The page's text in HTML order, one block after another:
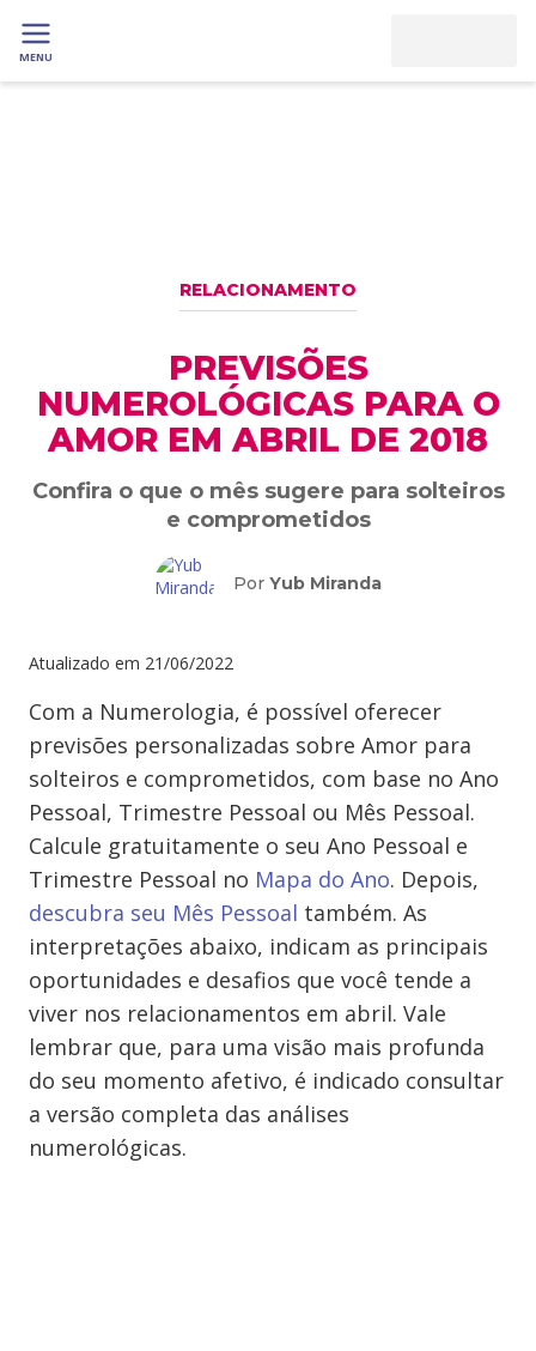
MENU
RELACIONAMENTO
PREVISÕES
NUMEROLÓGICAS PARA O
AMOR EM ABRIL DE 2018
Confira o que o mês sugere para solteiros
e comprometidos
Por Yub Miranda
Atualizado em 21/06/2022
Com a Numerologia, é possível oferecer
previsões personalizadas sobre Amor para
solteiros e comprometidos, com base no Ano
Pessoal, Trimestre Pessoal ou Mês Pessoal.
Calcule gratuitamente o seu Ano Pessoal e
Trimestre Pessoal no Mapa do Ano. Depois,
descubra seu Mês Pessoal também. As
interpretações abaixo, indicam as principais
oportunidades e desafios que você tende a
viver nos relacionamentos em abril. Vale
lembrar que, para uma visão mais profunda
do seu momento afetivo, é indicado consultar
a versão completa das análises
numerológicas.